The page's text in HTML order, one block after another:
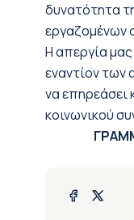
δυνατότητα
εργαζομένων
Η απεργία
εναντίον των
να επηρεάσει
κοινωνικού